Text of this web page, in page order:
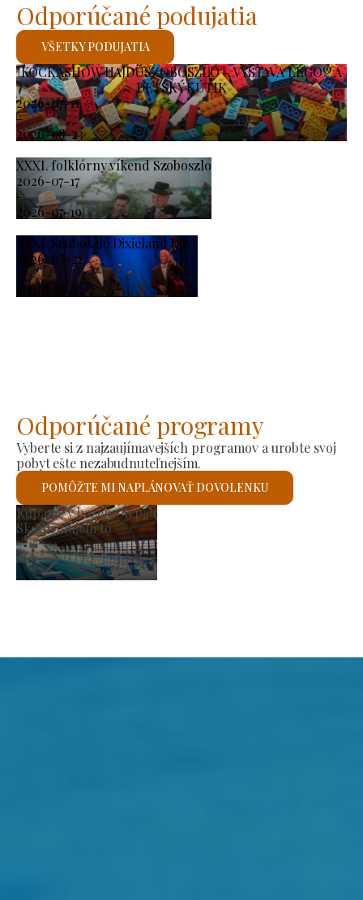
KOCKASHOW HAJDÚSZOBOSZLÓ – VÝSTAVA LEGO® A
DETSKÝ KÚTIK
2026-07-11
-
2026-08-23
XXXI. folklórny víkend Szoboszlo
2026-07-17
-
2026-07-19
XXXI. Szoboszló Dixieland Days
2026-08-21
-
2026-08-23
Odporúčané podujatia
VŠETKY PODUJATIA
Odporúčané programy
Vyberte si z najzaujímavejších programov a urobte svoj
pobyt ešte nezabudnuteľnejším.
POMÔŽTE MI NAPLÁNOVAŤ DOVOLENKU
Rímskokatolícky kostol svätého Lászlóa
Skontrolujem to